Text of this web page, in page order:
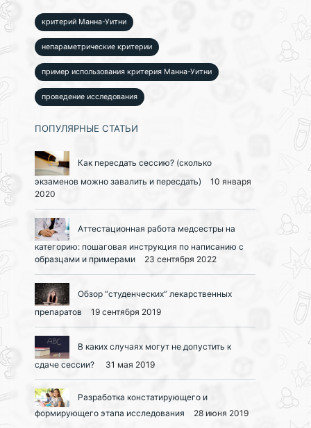
критерий Манна-Уитни
непараметрические критерии
пример использования критерия Манна-Уитни
проведение исследования
ПОПУЛЯРНЫЕ СТАТЬИ
Как пересдать сессию? (сколько
экзаменов можно завалить и пересдать)
10 января
2020
Аттестационная работа медсестры на
категорию: пошаговая инструкция по написанию с
образцами и примерами
23 сентября 2022
Обзор “студенческих” лекарственных
препаратов
19 сентября 2019
В каких случаях могут не допустить к
сдаче сессии?
31 мая 2019
Разработка констатирующего и
формирующего этапа исследования
28 июня 2019